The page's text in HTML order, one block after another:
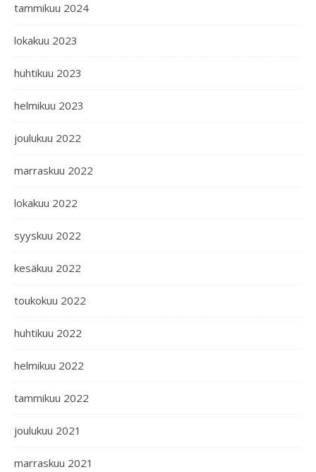
tammikuu 2024
lokakuu 2023
huhtikuu 2023
helmikuu 2023
joulukuu 2022
marraskuu 2022
lokakuu 2022
syyskuu 2022
kesäkuu 2022
toukokuu 2022
huhtikuu 2022
helmikuu 2022
tammikuu 2022
joulukuu 2021
marraskuu 2021